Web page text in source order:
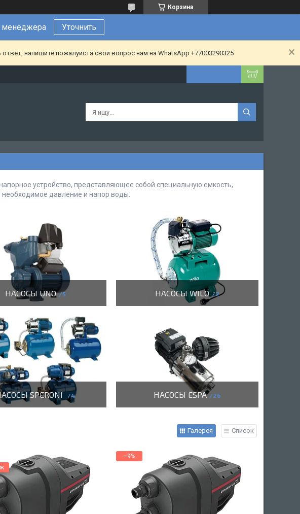
Корзина
менеджера Уточнить
напишите пожалуйста свой вопрос нам на WhatsApp +77003290325
устройство, представляющее собой специальную емкость,
давление и напор воды.
НАСОСЫ UNO 5 НАСОСЫ WILO 2
SPERONI 4 НАСОСЫ ESPA 26
Галерея Список
–9%